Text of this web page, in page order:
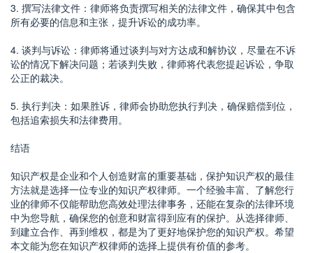
3. 撰写法律文件：律师将负责撰写相关的法律文件，确保其中包含
所有必要的信息和主张，提升诉讼的成功率。
4. 谈判与诉讼：律师将通过谈判与对方达成和解协议，尽量在不诉
讼的情况下解决问题；若谈判失败，律师将代表您提起诉讼，争取
公正的裁决。
5. 执行判决：如果胜诉，律师会协助您执行判决，确保赔偿到位，
包括追索损失和法律费用。
结语
知识产权是企业和个人创造财富的重要基础，保护知识产权的最佳
方法就是选择一位专业的知识产权律师。一个经验丰富、了解您行
业的律师不仅能帮助您高效处理法律事务，还能在复杂的法律环境
中为您导航，确保您的创意和财富得到应有的保护。从选择律师、
到建立合作、再到维权，都是为了更好地保护您的知识产权。希望
本文能为您在知识产权律师的选择上提供有价值的参考。